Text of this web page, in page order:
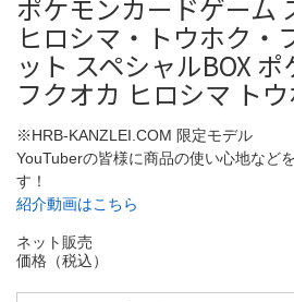
ポケモンカードゲーム
ヒロシマ・トウホク・
ット スペシャルBOX
フクオカ ヒロシマ ト
※HRB-KANZLEI.COM 限定モデル
YouTuberの皆様に商品の使い心地など
す！
紹介動画はこちら
ネット販売
価格（税込）